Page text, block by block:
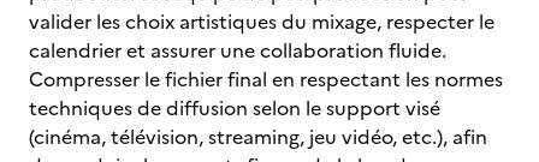
valider les choix artistiques du mixage, respecter le
calendrier et assurer une collaboration fluide.
Compresser le fichier final en respectant les normes
techniques de diffusion selon le support visé
(cinéma, télévision, streaming, jeu vidéo, etc.), afin